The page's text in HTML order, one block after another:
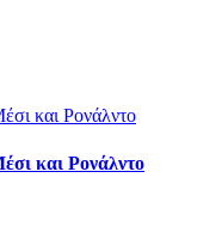
και Ρονάλντο